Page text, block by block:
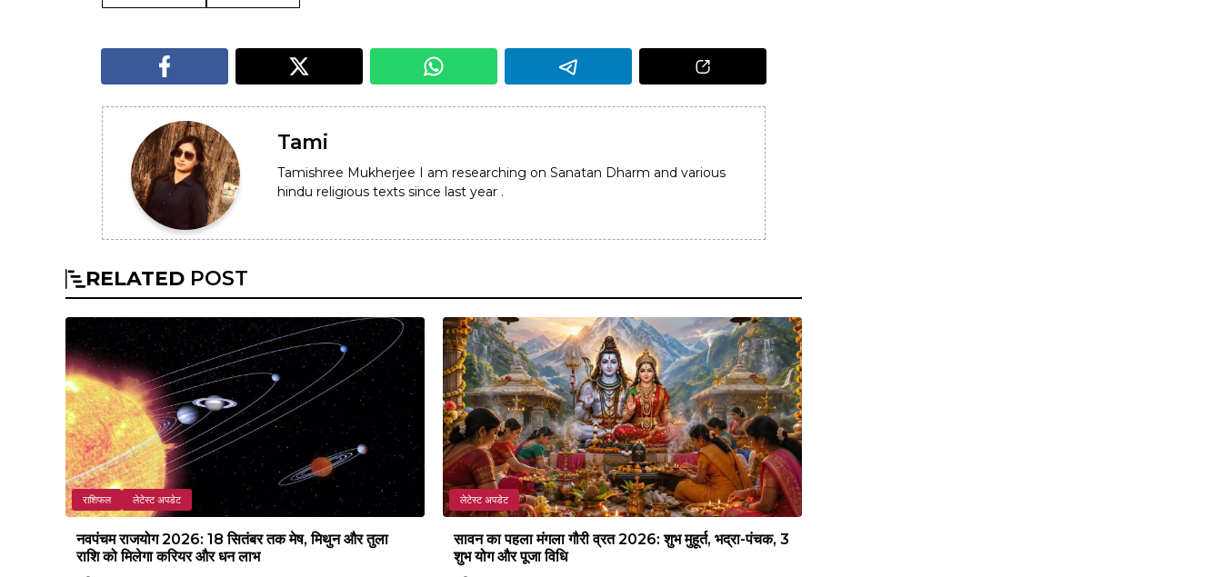
Tami
Tamishree Mukherjee I am researching on Sanatan Dharm and various
hindu religious texts since last year .
RELATED POST
राशिफल लेटेस्ट अपडेट
नवपंचम राजयोग 2026: 18 सितंबर तक मेष, मिथुन और तुला
राशि को मिलेगा करियर और धन लाभ
लेटेस्ट अपडेट
सावन का पहला मंगला गौरी व्रत 2026: शुभ मुहूर्त, भद्रा-पंचक, 3
शुभ योग और पूजा विधि